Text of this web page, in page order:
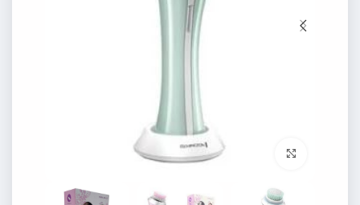
برای بزرگنمایی کلیک کنید